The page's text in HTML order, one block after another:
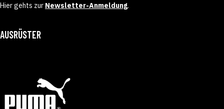
Hier gehts zur Newsletter-Anmeldung.
AUSRÜSTER